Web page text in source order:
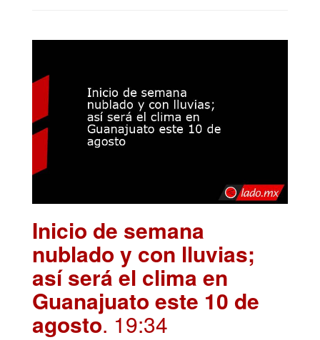
Inicio de semana
nublado y con lluvias;
así será el clima en
Guanajuato este 10 de
agosto. 19:34